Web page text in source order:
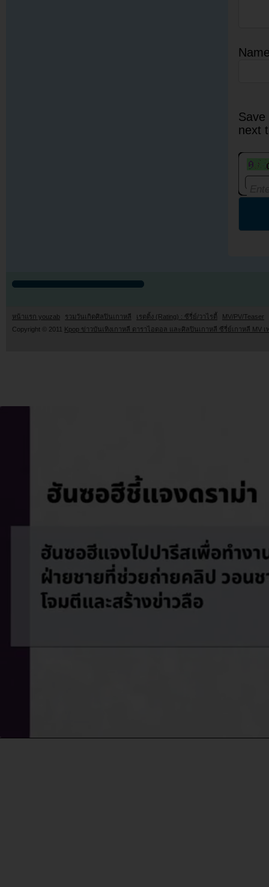
next
หน้าแรก youzab รวมวันเกิดศิลปินเกาหลี เรตติ้ง (Rating) : ซีรี่ย์/วาไรตี้
MV/PV/Teaser
Copyright © 2011 Kpop ข่าวบันเทิงเกาหลี ดาราไอดอล และศิลปินเกาหลี ซีรี่ย์เกาหลี MV